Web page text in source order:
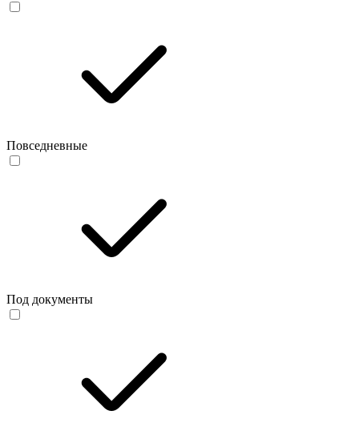
Повседневные
Под документы